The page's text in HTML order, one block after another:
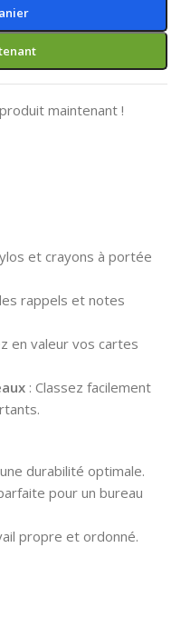
maintenant !
et crayons à portée
rappels et notes
en valeur vos cartes
: Classez facilement
durabilité optimale.
pour un bureau
propre et ordonné.